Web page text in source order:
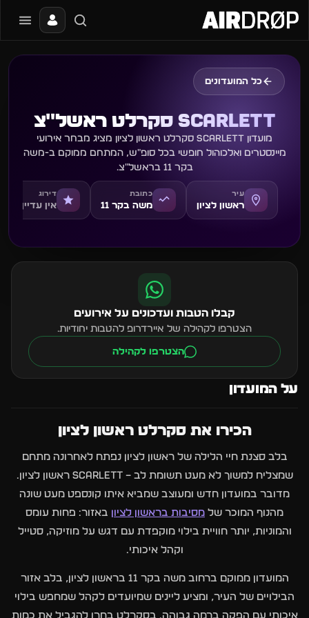
מה מחפשים?
🎪 פסטיבלים 🎶 מועדונים
טיפ: אפשר להקליד שם אומן, עיר, תאריך או שם חג.
כל המועדונים
Scarlett סקרלט ראשל״צ
מועדון Scarlett סקרלט ראשון לציון מציג מבחר אירועי
מיינסטרים ואלכוהול חופשי בכל סופ״ש, המתחם ממוקם ב-משה
בקר 11 בראשל״צ.
עיר
ראשון לציון
כתובת
משה בקר 11
דירוג
אין עדיין
קבלו הטבות ועדכונים על אירועים
הצטרפו לקהילה של איירדרופ להטבות יחודיות.
הצטרפו לקהילה
על המועדון
הכירו את סקרלט ראשון לציון
בלב סצנת חיי הלילה של ראשון לציון נפתח לאחרונה מתחם
שמצליח למשוך לא מעט תשומת לב –Scarlett ראשון לציון
.
מדובר במועדון חדש ומעוצב שמביא איתו קונספט מעט שונה
מהנוף המוכר של מסיבות בראשון לציון באזור: פחות עומס
והמוניות, יותר חוויית בילוי מוקפדת עם דגש על מוזיקה, סטייל
וקהל איכותי.
המועדון ממוקם ברחוב משה בקר 11 בראשון לציון, בלב אזור
הבילויים של העיר, ומציע ליינים שמיועדים לקהל שמחפש בילוי
איכותי עם הפקה ברמה גבוהה. בסקרלט בחרו להגביל את כמות